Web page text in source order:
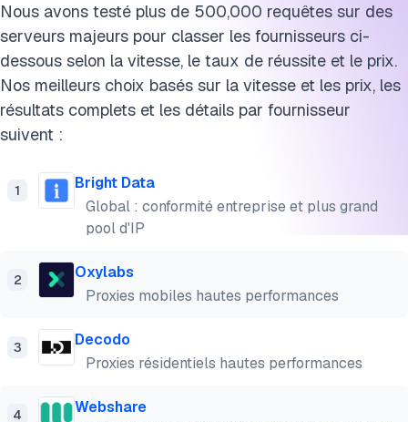
Nous avons testé plus de 500,000 requêtes sur des
serveurs majeurs pour classer les fournisseurs ci-
dessous selon la vitesse, le taux de réussite et le prix.
Nos meilleurs choix basés sur la vitesse et les prix, les
résultats complets et les détails par fournisseur
suivent :
1
Bright Data
Global : conformité entreprise et plus grand
pool d'IP
2
Oxylabs
Proxies mobiles hautes performances
3
Decodo
Proxies résidentiels hautes performances
4
Webshare
Citez ce benchmark